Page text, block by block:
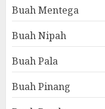
Buah Mentega
Buah Nipah
Buah Pala
Buah Pinang